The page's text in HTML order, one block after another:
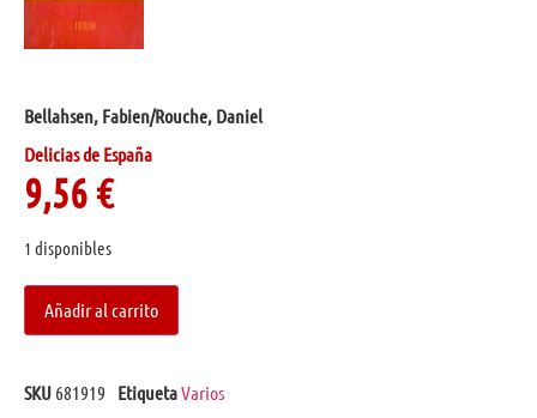
Bellahsen, Fabien/Rouche, Daniel
Delicias de España
9,56€
1 disponibles
Añadir al carrito
SKU 681919 EtiquetaVarios